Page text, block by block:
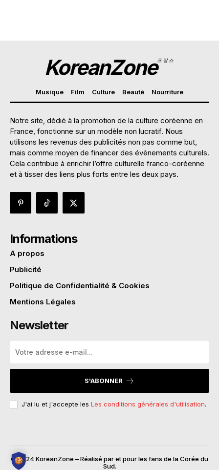
KoreanZone프랑스
Musique Film Culture Beauté Nourriture
Notre site, dédié à la promotion de la culture coréenne en
France, fonctionne sur un modèle non lucratif. Nous
utilisons les revenus des publicités non pas comme but,
mais comme moyen de financer des évènements culturels.
Cela contribue à enrichir l’offre culturelle franco-coréenne
et à tisser des liens plus forts entre les deux pays.
Informations
A propos
Publicité
Politique de Confidentialité & Cookies
Mentions Légales
Newsletter
S'ABONNER
J'ai lu et j'accepte les Les conditions générales d'utilisation.
© 2024 KoreanZone – Réalisé par et pour les fans de la Corée du
Sud.